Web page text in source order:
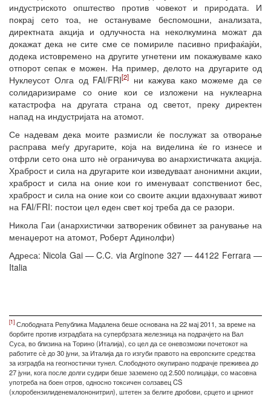
индустриското општество против човекот и природата. И
покрај сето тоа, не остануваме беспомошни, анализата,
директната акција и одлучноста на неколкумина можат да
докажат дека не сите сме се помириле пасивно прифаќајќи,
додека истовремено на другите угнетени им покажуваме како
отпорот сепак е можен. На пример, делото на другарите од
Нуклеусот Олга од FAI/FRI[2] ни кажува како можеме да се
солидаризираме со оние кои се изложени на нуклеарна
катастрофа на другата страна од светот, преку директен
напад на индустријата на атомот.
Се надевам дека моите размисли ќе послужат за отворање
расправа меѓу другарите, која на виделина ќе го изнесе и
отфрли сето она што нѐ ограничува во анархистичката акција.
Храброст и сила на другарите кои изведуваат анонимни акции,
храброст и сила на оние кои го именуваат сопствениот бес,
храброст и сила на оние кои со своите акции вдахнуваат живот
на FAI/FRI: постои цел еден свет кој треба да се разори.
Никола Гаи (анархистички затвореник обвинет за ранување на
менаџерот на атомот, Роберт Адинолфи)
Адреса: Nicola Gai — C.C. via Arginone 327 — 44122 Ferrara —
Italia
[1] Слободната Република Мадалена беше основана на 22 мај 2011, за време на
борбите против изградбата на супербрзата железница на подрачјето на Вал
Суса, во близина на Торино (Италија), со цел да се оневозможи почетокот на
работите сѐ до 30 јуни, за Италија да го изгуби правото на европските средства
за изградба на геогностички тунел. Слободното окупирано подрачје преживеа до
27 јуни, кога после долги судири беше заземено од 2.500 полицајци, со масовна
употреба на боен отров, односно токсичен солзавец CS
(хлоробензилиденемалононитрил), штетен за белите дробови, срцето и црниот